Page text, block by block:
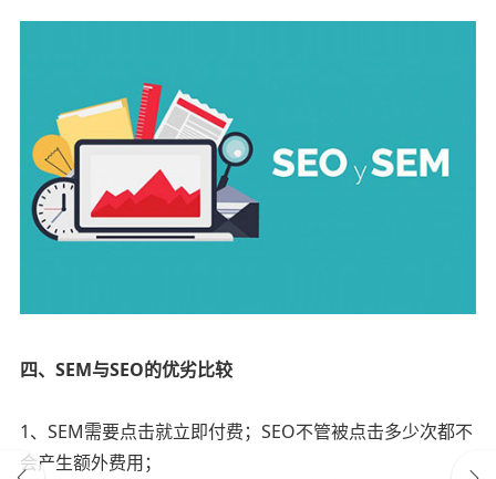
四、SEM与SEO的优劣比较
1、SEM需要点击就立即付费；SEO不管被点击多少次都不
会产生额外费用；